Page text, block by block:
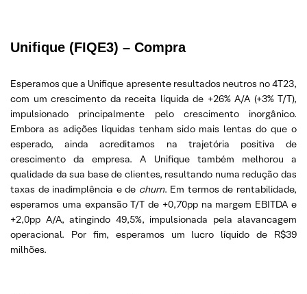
Unifique (FIQE3) – Compra
Esperamos que a Unifique apresente resultados neutros no 4T23,
com um crescimento da receita líquida de +26% A/A (+3% T/T),
impulsionado principalmente pelo crescimento inorgânico.
Embora as adições líquidas tenham sido mais lentas do que o
esperado, ainda acreditamos na trajetória positiva de
crescimento da empresa. A Unifique também melhorou a
qualidade da sua base de clientes, resultando numa redução das
taxas de inadimplência e de churn. Em termos de rentabilidade,
esperamos uma expansão T/T de +0,70pp na margem EBITDA e
+2,0pp A/A, atingindo 49,5%, impulsionada pela alavancagem
operacional. Por fim, esperamos um lucro líquido de R$39
milhões.